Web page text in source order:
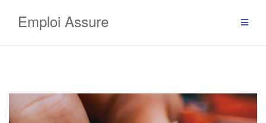
contenuEmploi Assure